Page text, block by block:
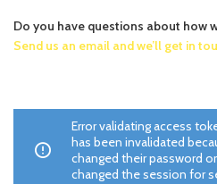
Do you have questions about how
Send us an email and we’ll get in
Error validating access
has been invalidated
changed their password
changed the session for